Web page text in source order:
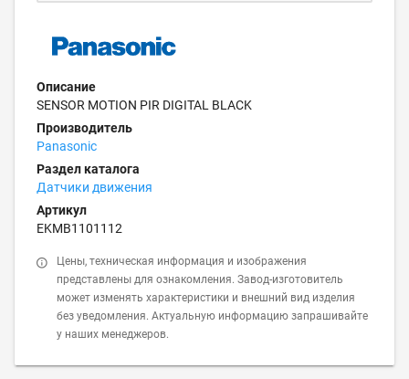
Описание
SENSOR MOTION PIR DIGITAL BLACK
Производитель
Panasonic
Раздел каталога
Датчики движения
Артикул
EKMB1101112
Цены, техническая информация и изображения
представлены для ознакомления. Завод-изготовитель
может изменять характеристики и внешний вид изделия
без уведомления. Актуальную информацию запрашивайте
у наших менеджеров.